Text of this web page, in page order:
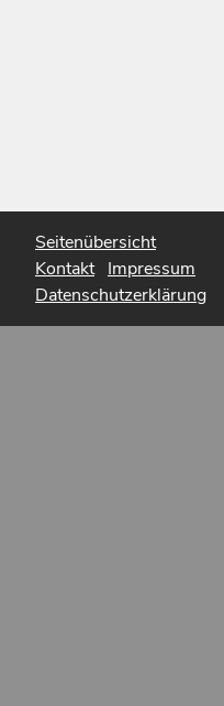
Seitenübersicht
Kontakt Impressum
Datenschutzerklärung